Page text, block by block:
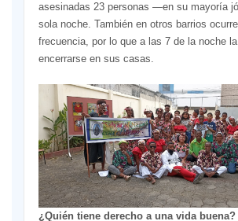
asesinadas 23 personas —en su mayoría
sola noche. También en otros barrios
frecuencia, por lo que a las 7 de la noche
encerrarse en sus casas.
¿Quién tiene derecho a una vida buena?